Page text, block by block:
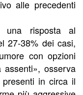
alle precedenti
una risposta al
27-38% dei casi,
con opzioni
assenti», osserva
in circa il